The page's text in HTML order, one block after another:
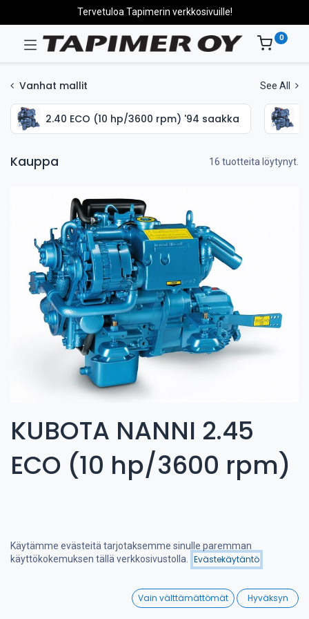
Suodattimet
Hinta - alhaisesta
korkeimpaan
Wishlist
Tervetuloa Tapimerin verkkosivuille!
0
Vanhat mallit See All
2.40 ECO (10 hp/3600 rpm) '94 saakka
Kauppa 16 tuotteita löytynyt.
KUBOTA NANNI 2.45
ECO (10 hp/3600 rpm)
Käytämme evästeitä tarjotaksemme sinulle paremman
käyttökokemuksen tällä verkkosivustolla.
Evästekäytäntö
Vain välttämättömät Hyväksyn